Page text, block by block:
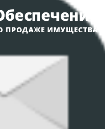
торгов
персональных
ОБРАБОТКИ COOKIE-